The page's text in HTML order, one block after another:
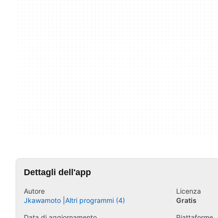
Dettagli dell'app
Autore
Jkawamoto Altri programmi (4)
Licenza
Gratis